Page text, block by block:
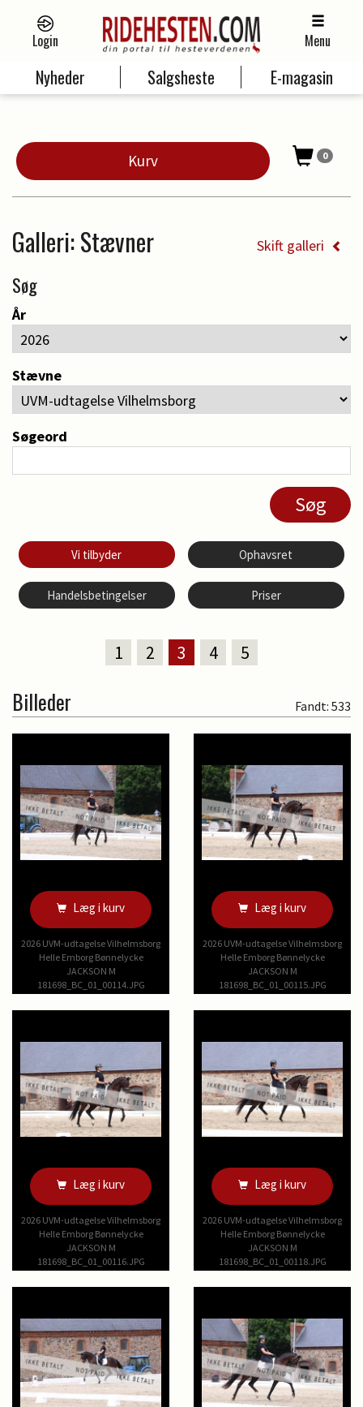
Login Menu
Nyheder Salgsheste E-magasin
Kurv 0
Galleri: Stævner Skift galleri
Søg
År
Stævne
Søgeord
Vi tilbyder Ophavsret
Handelsbetingelser Priser
1 2 3 4 5
Billeder Fandt: 533
Læg i kurv
2026 UVM-udtagelse Vilhelmsborg
Helle Emborg Bønnelycke
JACKSON M
181698_BC_01_00114.JPG
Læg i kurv
2026 UVM-udtagelse Vilhelmsborg
Helle Emborg Bønnelycke
JACKSON M
181698_BC_01_00115.JPG
Læg i kurv
2026 UVM-udtagelse Vilhelmsborg
Helle Emborg Bønnelycke
JACKSON M
181698_BC_01_00116.JPG
Læg i kurv
2026 UVM-udtagelse Vilhelmsborg
Helle Emborg Bønnelycke
JACKSON M
181698_BC_01_00118.JPG